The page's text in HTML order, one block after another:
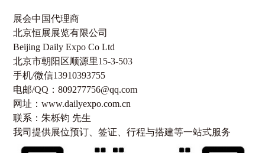
展会中国代理商
北京恒展展览有限公司
Beijing Daily Expo Co Ltd
北京市朝阳区顺源里15-3-503
手机/微信13910393755
电邮/QQ ：809277756@qq.com
网址：www.dailyexpo.com.cn
联系：朱栎钧 先生
我司提供展位预订、签证、行程与搭建等一站式服务